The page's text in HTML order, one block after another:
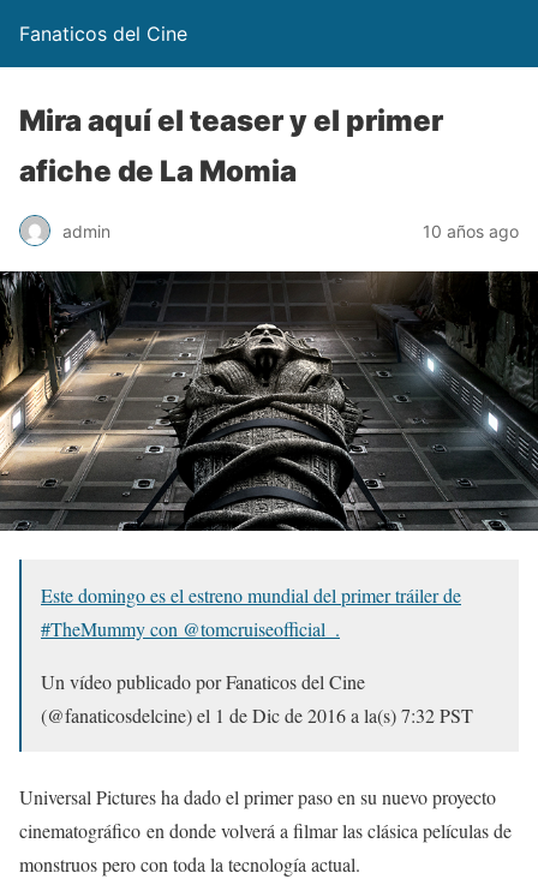
Fanaticos del Cine
Mira aquí el teaser y el primer
afiche de La Momia
admin 10 años ago
Este domingo es el estreno mundial del primer tráiler de
#TheMummy con @tomcruiseofficial_.
Un vídeo publicado por Fanaticos del Cine
(@fanaticosdelcine) el 1 de Dic de 2016 a la(s) 7:32 PST
Universal Pictures ha dado el primer paso en su nuevo proyecto
cinematográfico en donde volverá a filmar las clásica películas de
monstruos pero con toda la tecnología actual.